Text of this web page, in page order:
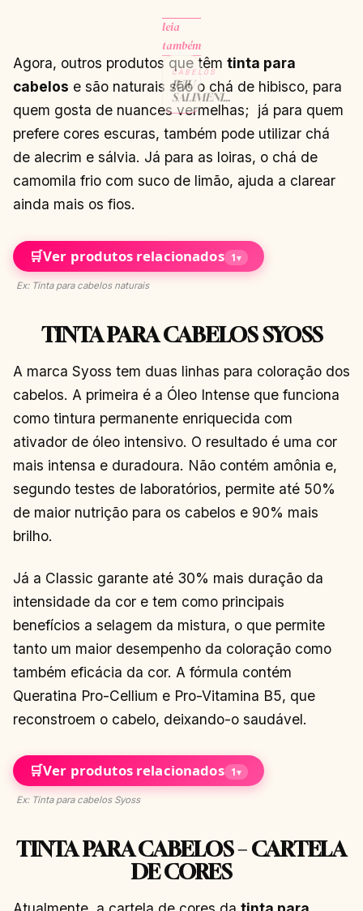
leia
também
CABELOS
JUJU
SALIMENI
EXIBE
PRÓTESES
SILICONE
NOS SEIOS
CONTINUAR →
Agora, outros produtos que têm tinta para
cabelos e são naturais são o chá de hibisco, para
quem gosta de nuances vermelhas; já para quem
prefere cores escuras, também pode utilizar chá
de alecrim e sálvia. Já para as loiras, o chá de
camomila frio com suco de limão, ajuda a clarear
ainda mais os fios.
🛒Ver produtos relacionados 1▾
Ex: Tinta para cabelos naturais
TINTA PARA CABELOS SYOSS
A marca Syoss tem duas linhas para coloração dos
cabelos. A primeira é a Óleo Intense que funciona
como tintura permanente enriquecida com
ativador de óleo intensivo. O resultado é uma cor
mais intensa e duradoura. Não contém amônia e,
segundo testes de laboratórios, permite até 50%
de maior nutrição para os cabelos e 90% mais
brilho.
Já a Classic garante até 30% mais duração da
intensidade da cor e tem como principais
benefícios a selagem da mistura, o que permite
tanto um maior desempenho da coloração como
também eficácia da cor. A fórmula contém
Queratina Pro-Cellium e Pro-Vitamina B5, que
reconstroem o cabelo, deixando-o saudável.
🛒Ver produtos relacionados 1▾
Ex: Tinta para cabelos Syoss
TINTA PARA CABELOS – CARTELA
DE CORES